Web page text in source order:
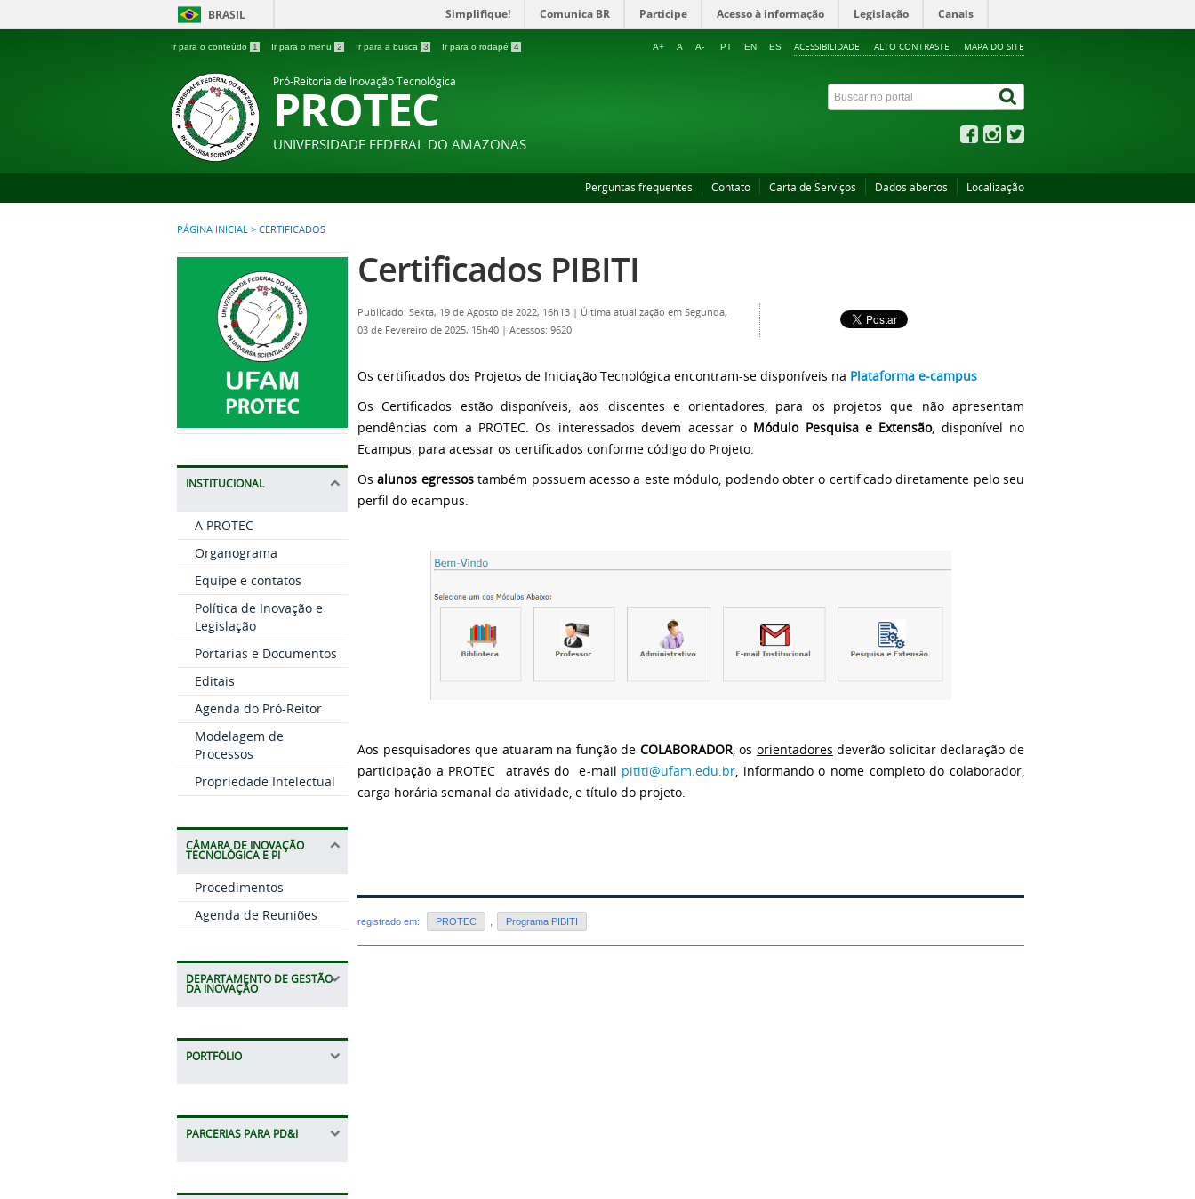
BRASIL Simplifique! Comunica BR Participe Acesso à informação Legislação Canais
Ir para o conteúdo 1 Ir para o menu 2 Ir para a busca 3 Ir para o rodapé 4 ACESSIBILIDADE ALTO CONTRASTE MAPA DO SITE
A+ A A- PT EN ES
Pró-Reitoria de Inovação Tecnológica
PROTEC
UNIVERSIDADE FEDERAL DO AMAZONAS
Perguntas frequentes Contato Carta de Serviços Dados abertos Localização
PÁGINA INICIAL > CERTIFICADOS
INSTITUCIONAL
A PROTEC
Organograma
Equipe e contatos
Política de Inovação e
Legislação
Portarias e Documentos
Editais
Agenda do Pró-Reitor
Modelagem de
Processos
Propriedade Intelectual
CÂMARA DE INOVAÇÃO
TECNOLÓGICA E PI
Procedimentos
Agenda de Reuniões
DEPARTAMENTO DE GESTÃO
DA INOVAÇÃO
PORTFÓLIO
PARCERIAS PARA PD&I
Certificados PIBITI
Publicado: Sexta, 19 de Agosto de 2022, 16h13 | Última atualização em Segunda,
03 de Fevereiro de 2025, 15h40 | Acessos: 9620
Os certificados dos Projetos de Iniciação Tecnológica encontram-se disponíveis na Plataforma e-campus
Os Certificados estão disponíveis, aos discentes e orientadores, para os projetos que não apresentam
pendências com a PROTEC. Os interessados devem acessar o Módulo Pesquisa e Extensão, disponível no
Ecampus, para acessar os certificados conforme código do Projeto.
Osalunos egressostambém possuem acesso a este módulo, podendo obter o certificado diretamente pelo seu
perfil do ecampus.
Aos pesquisadores que atuaram na função de COLABORADOR, os orientadores deverão solicitar declaração de
participação a PROTEC através do e-mail pititi@ufam.edu.br, informando o nome completo do colaborador,
carga horária semanal da atividade, e título do projeto.
registrado em: PROTEC Programa PIBITI